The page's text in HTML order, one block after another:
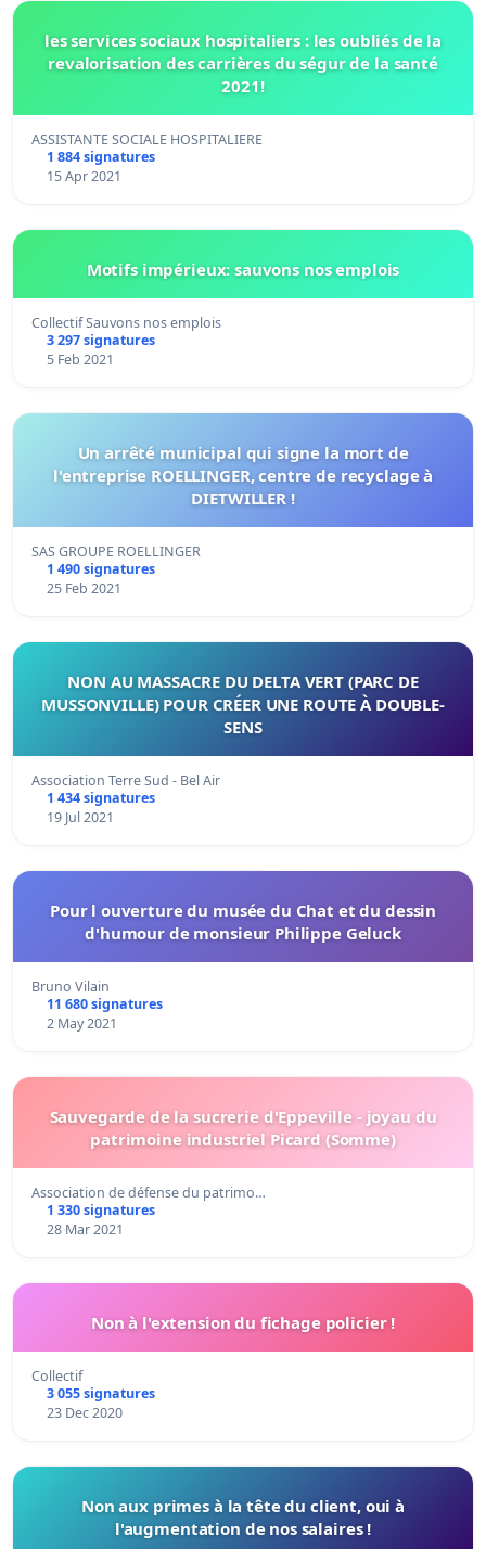
les services sociaux hospitaliers : les oubliés de la
revalorisation des carrières du ségur de la santé
2021!
ASSISTANTE SOCIALE HOSPITALIERE
1 884 signatures
15 Apr 2021
Motifs impérieux: sauvons nos emplois
Collectif Sauvons nos emplois
3 297 signatures
5 Feb 2021
Un arrêté municipal qui signe la mort de
l'entreprise ROELLINGER, centre de recyclage à
DIETWILLER !
SAS GROUPE ROELLINGER
1 490 signatures
25 Feb 2021
NON AU MASSACRE DU DELTA VERT (PARC DE
MUSSONVILLE) POUR CRÉER UNE ROUTE À DOUBLE-
SENS
Association Terre Sud - Bel Air
1 434 signatures
19 Jul 2021
Pour l ouverture du musée du Chat et du dessin
d'humour de monsieur Philippe Geluck
Bruno Vilain
11 680 signatures
2 May 2021
Sauvegarde de la sucrerie d'Eppeville - joyau du
patrimoine industriel Picard (Somme)
Association de défense du patrimo…
1 330 signatures
28 Mar 2021
Non à l'extension du fichage policier !
Collectif
3 055 signatures
23 Dec 2020
Non aux primes à la tête du client, oui à
l'augmentation de nos salaires !